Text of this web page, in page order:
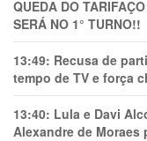
QUEDA DO
SERÁ NO 1° TURNO!!
13:49: Recusa de
tempo de TV e força
13:40: Lula e Davi
Alexandre de Moraes